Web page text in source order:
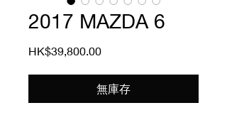
2017 MAZDA 6
HK$39,800.00價
無庫存